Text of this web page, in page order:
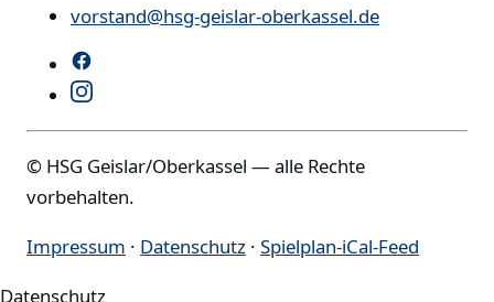
vorstand@hsg-geislar-oberkassel.de
© HSG Geislar/Oberkassel — alle Rechte
vorbehalten.
Impressum · Datenschutz · Spielplan-iCal-Feed
Datenschutz